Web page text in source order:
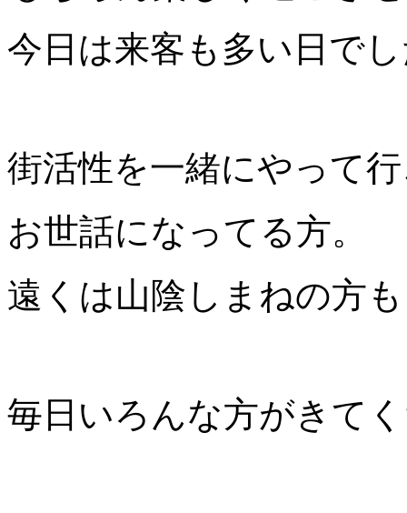
今日は来客も多い日で
街活性を一緒にやって
お世話になってる方。
遠くは山陰しまねの方
毎日いろんな方がきて